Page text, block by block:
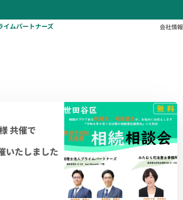
イムパートナーズ 会社情報
共催で
いたしました